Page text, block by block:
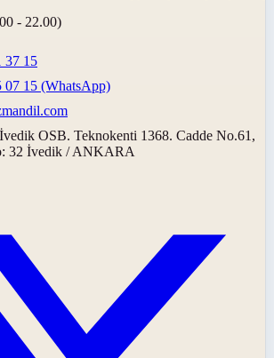
- 22.00)
37 15
07 15 (WhatsApp)
OSB. Teknokenti 1368. Cadde No.61,
32 İvedik / ANKARA